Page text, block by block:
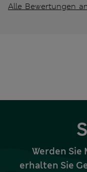
Alle Bewertungen
Werden Sie
erhalten Sie